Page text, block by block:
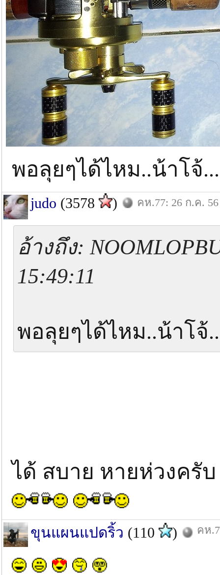
พอลุยๆได้ไหม..น้าโจ้
judo (3578 ) คห.77: 26 ก.ค. 56
อ้างถึง:
15:49:11
พอลุยๆได้ไหม..น้าโจ้
ได้ สบาย หายห่วงครั
ขุนแผนแปดริ้ว (110 ) คห